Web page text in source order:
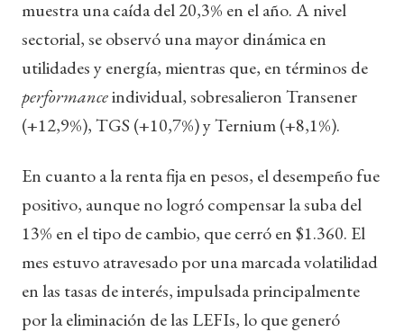
muestra una caída del 20,3% en el año. A nivel
sectorial, se observó una mayor dinámica en
utilidades y energía, mientras que, en términos de
performanceindividual, sobresalieron Transener
(+12,9%), TGS (+10,7%) y Ternium (+8,1%).
En cuanto a la renta fija en pesos, el desempeño fue
positivo, aunque no logró compensar la suba del
13% en el tipo de cambio, que cerró en $1.360. El
mes estuvo atravesado por una marcada volatilidad
en las tasas de interés, impulsada principalmente
por la eliminación de las LEFIs, lo que generó